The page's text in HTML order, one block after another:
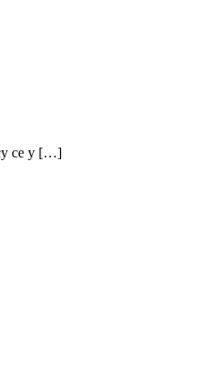
се у […]